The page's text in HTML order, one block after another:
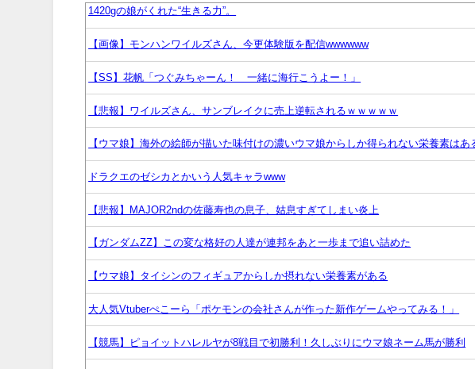
1420gの娘がくれた“生きる力”。
【画像】モンハンワイルズさん、今更体験版を配信wwwwww
【SS】花帆「つぐみちゃーん！ 一緒に海行こうよー！」
【悲報】ワイルズさん、サンブレイクに売上逆転されるｗｗｗｗｗ
【ウマ娘】海外の絵師が描いた味付けの濃いウマ娘からしか得られない栄養素はあ
ドラクエのゼシカとかいう人気キャラwww
【悲報】MAJOR2ndの佐藤寿也の息子、姑息すぎてしまい炎上
【ガンダムZZ】この変な格好の人達が連邦をあと一歩まで追い詰めた
【ウマ娘】タイシンのフィギュアからしか摂れない栄養素がある
大人気Vtuberぺこーら「ポケモンの会社さんが作った新作ゲームやってみる！」
【競馬】ピョイットハレルヤが8戦目で初勝利！久しぶりにウマ娘ネーム馬が勝利